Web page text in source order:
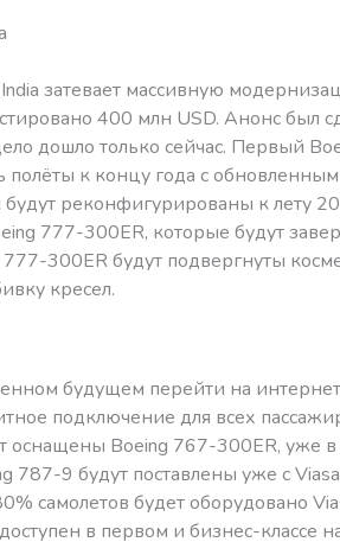
затевает массивную
400 млн USD. Анонс был
дошло только сейчас. Первый
полёты к концу года с
реконфигурированы к лету
777-300ER, которые будут
300ER будут подвергнуты
кресел.
будущем перейти на
подключение для всех
оснащены Boeing 767-300ER, уже
787-9 будут поставлены уже с
самолетов будет оборудовано
в первом и бизнес-классе